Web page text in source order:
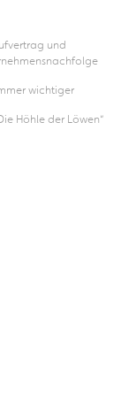
und
wichtiger
Höhle der Löwen“